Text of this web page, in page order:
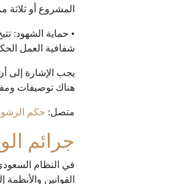
المشروع أو
• حماية الشهود:
شفافية العمل
يجب الإشارة إلى
هناك توصيفات
متصل: حكم
جرائم
في النظام
القوانين